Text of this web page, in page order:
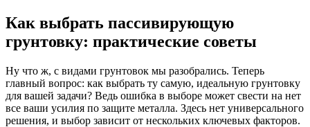
Как выбрать пассивирующую
грунтовку: практические советы
Ну что ж, с видами грунтовок мы разобрались. Теперь
главный вопрос: как выбрать ту самую, идеальную грунтовку
для вашей задачи? Ведь ошибка в выборе может свести на нет
все ваши усилия по защите металла. Здесь нет универсального
решения, и выбор зависит от нескольких ключевых факторов.